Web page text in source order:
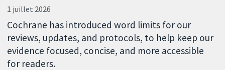
1 juillet 2026
Cochrane has introduced word limits for our
reviews, updates, and protocols, to help keep our
evidence focused, concise, and more accessible
for readers.